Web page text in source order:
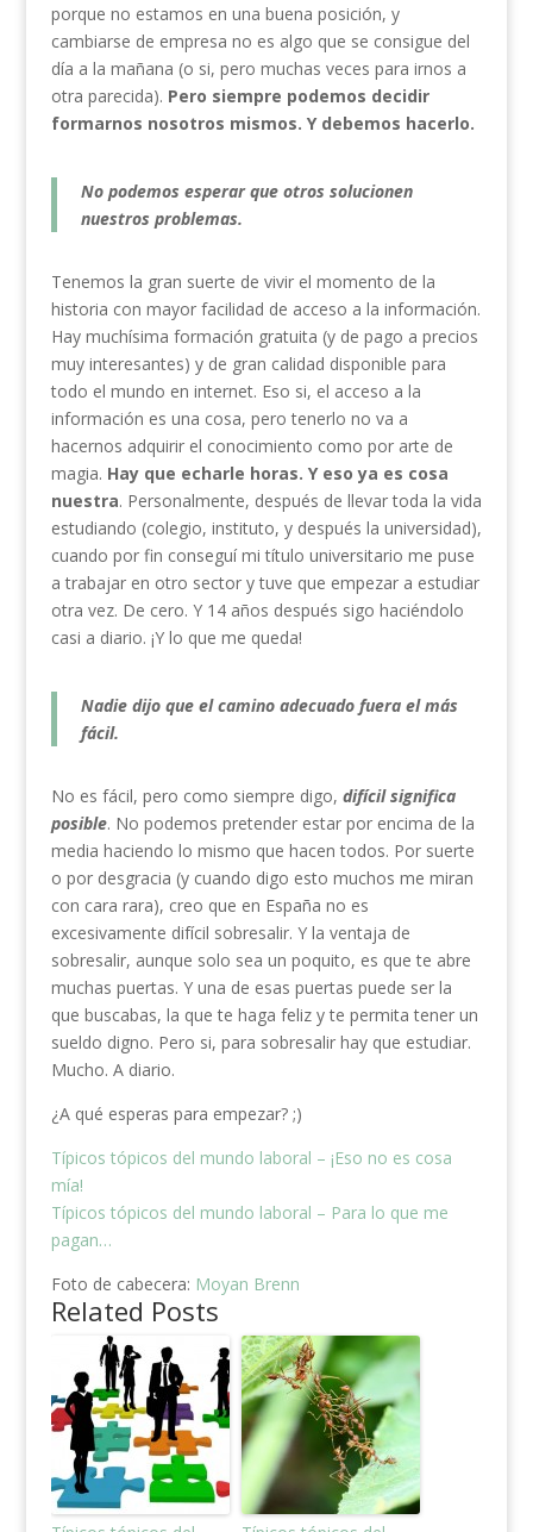
porque no estamos en una buena posición, y
cambiarse de empresa no es algo que se consigue del
día a la mañana (o si, pero muchas veces para irnos a
otra parecida). Pero siempre podemos decidir
formarnos nosotros mismos. Y debemos hacerlo.
No podemos esperar que otros solucionen
nuestros problemas.
Tenemos la gran suerte de vivir el momento de la
historia con mayor facilidad de acceso a la información.
Hay muchísima formación gratuita (y de pago a precios
muy interesantes) y de gran calidad disponible para
todo el mundo en internet. Eso si, el acceso a la
información es una cosa, pero tenerlo no va a
hacernos adquirir el conocimiento como por arte de
magia. Hay que echarle horas. Y eso ya es cosa
nuestra. Personalmente, después de llevar toda la vida
estudiando (colegio, instituto, y después la universidad),
cuando por fin conseguí mi título universitario me puse
a trabajar en otro sector y tuve que empezar a estudiar
otra vez. De cero. Y 14 años después sigo haciéndolo
casi a diario. ¡Y lo que me queda!
Nadie dijo que el camino adecuado fuera el más
fácil.
No es fácil, pero como siempre digo, difícil significa
posible. No podemos pretender estar por encima de la
media haciendo lo mismo que hacen todos. Por suerte
o por desgracia (y cuando digo esto muchos me miran
con cara rara), creo que en España no es
excesivamente difícil sobresalir. Y la ventaja de
sobresalir, aunque solo sea un poquito, es que te abre
muchas puertas. Y una de esas puertas puede ser la
que buscabas, la que te haga feliz y te permita tener un
sueldo digno. Pero si, para sobresalir hay que estudiar.
Mucho. A diario.
¿A qué esperas para empezar? ;)
Típicos tópicos del mundo laboral – ¡Eso no es cosa
mía!
Típicos tópicos del mundo laboral – Para lo que me
pagan…
Foto de cabecera: Moyan Brenn
Related Posts